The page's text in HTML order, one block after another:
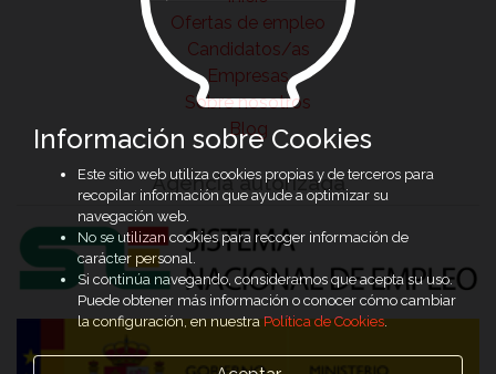
Ofertas de empleo
Candidatos/as
Empresas
Sobre nosotros
Blog
Agencia autorizada
Información sobre Cookies
Este sitio web utiliza cookies propias y de terceros para
recopilar información que ayude a optimizar su
navegación web.
No se utilizan cookies para recoger información de
carácter personal.
Si continúa navegando, consideramos que acepta su uso.
Puede obtener más información o conocer cómo cambiar
la configuración, en nuestraPolítica de Cookies.